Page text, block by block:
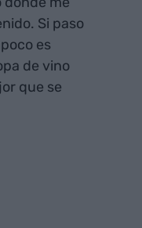
Si paso
es
de vino
que se